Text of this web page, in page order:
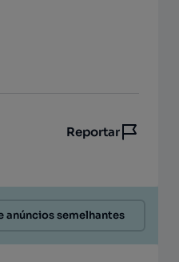
Reportar
semelhantes